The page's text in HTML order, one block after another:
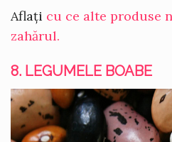
Aflați cu ce alte produse
zahărul.
8. LEGUMELE BOABE